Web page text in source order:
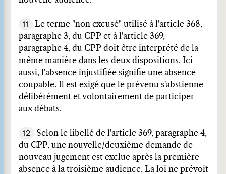
11
Le terme "non excusé" utilisé à l'article 368,
paragraphe 3, du CPP et à l'article 369,
paragraphe 4, du CPP doit être interprété de la
même manière dans les deux dispositions. Ici
aussi, l'absence injustifiée signifie une absence
coupable. Il est exigé que le prévenu s'abstienne
délibérément et volontairement de participer
aux débats.
12
Selon le libellé de l'article 369, paragraphe 4,
du CPP, une nouvelle/deuxième demande de
nouveau jugement est exclue après la première
absence à la troisième audience. La loi ne prévoit